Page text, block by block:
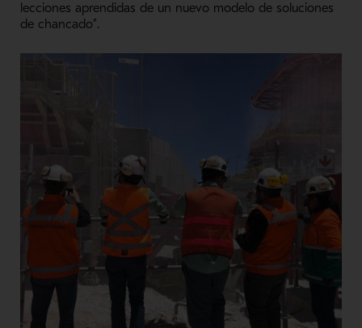
lecciones aprendidas de un nuevo modelo de soluciones
de chancado”.